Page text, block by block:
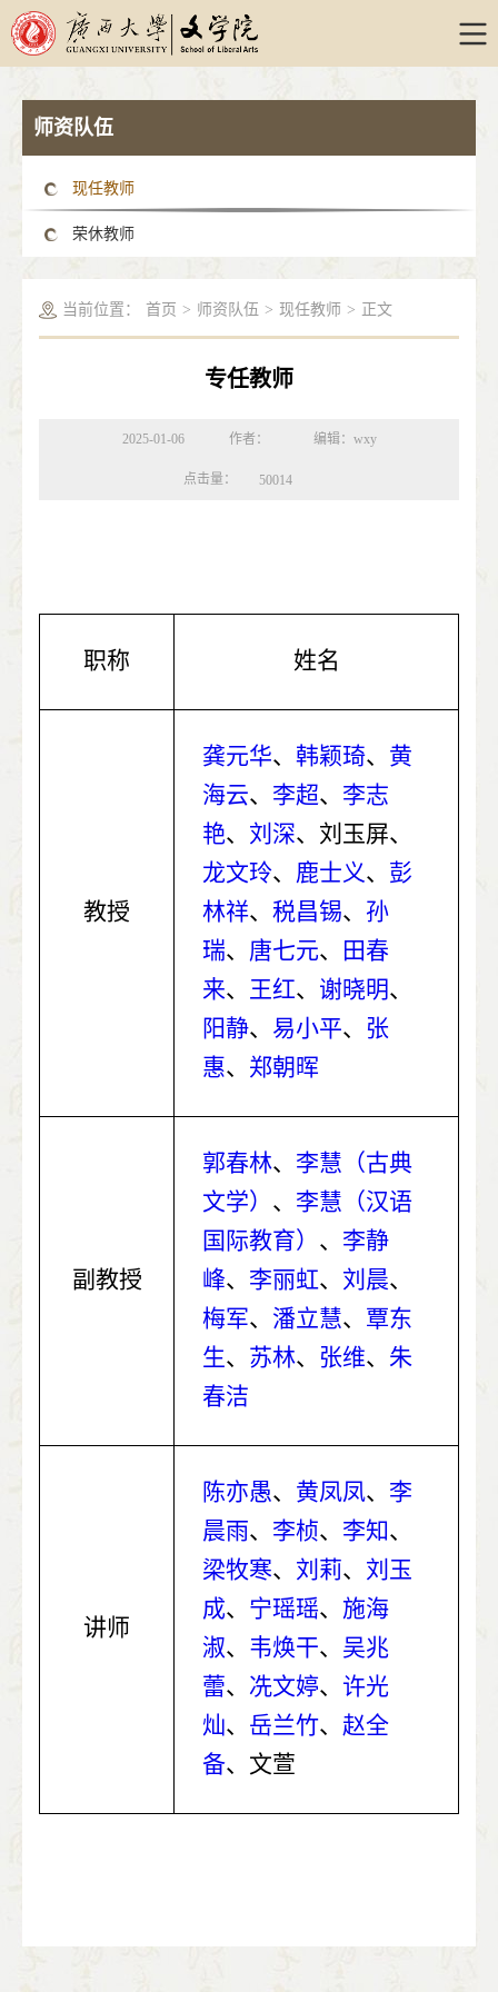
师资队伍
现任教师
荣休教师
当前位置： 首页 > 师资队伍 > 现任教师 > 正文
专任教师
2025-01-06 作者： 编辑：wxy
点击量： 50014
职称 姓名
教授
龚元华、 韩颖琦、 黄
海云、 李超、 李志
艳、 刘深、刘玉屏、
龙文玲、 鹿士义、 彭
林祥、 税昌锡、 孙
瑞、 唐七元、
田春
来、 王红、 谢晓明、
阳静、 易小平、 张
惠、 郑朝晖
副教授
郭春林、 李慧（古典
文学） 、 李慧（汉语
国际教育） 、 李静
峰、 李丽虹、 刘晨、
梅军、 潘立慧、 覃东
生、 苏林、 张维、 朱
春洁
讲师
陈亦愚、 黄凤凤、 李
晨雨、 李桢、 李知、
梁牧寒、 刘莉、 刘玉
成、 宁瑶瑶、 施海
淑、 韦焕干、 吴兆
蕾、 冼文婷、 许光
灿、 岳兰竹、 赵全
备、文萱